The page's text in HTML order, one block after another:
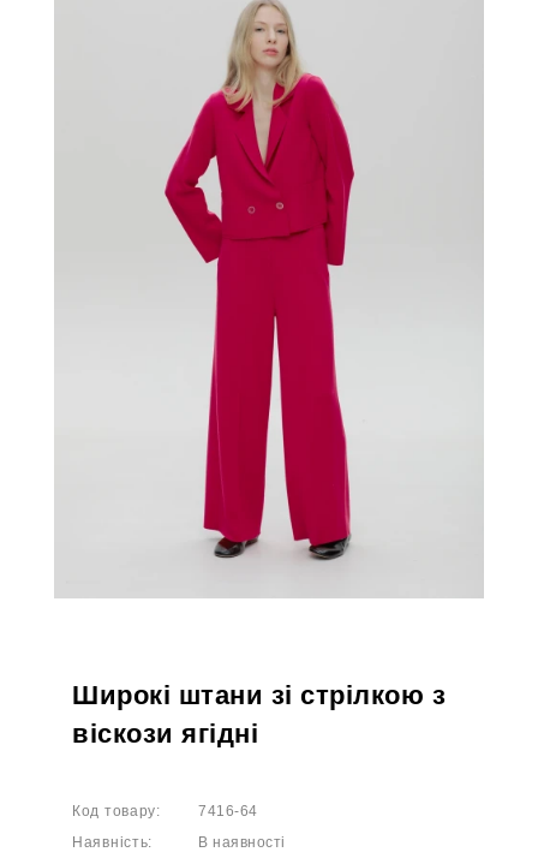
Широкі штани зі стрілкою з
віскози ягідні
Код товару:
7416-64
Наявність:
В наявності